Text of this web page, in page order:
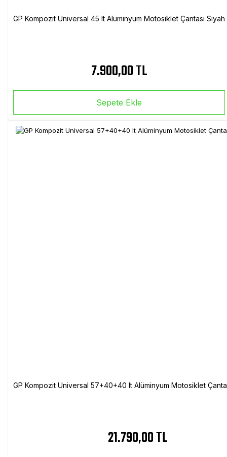
GP Kompozit Universal 45 lt Alüminyum Motosiklet Çantası Siyah
7.900,00 TL
Sepete Ekle
GP Kompozit Universal 57+40+40 lt Alüminyum Motosiklet
21.790,00 TL